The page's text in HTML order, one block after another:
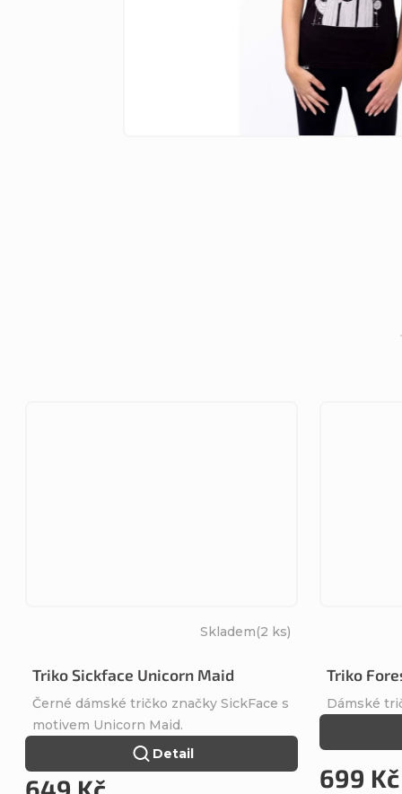
Triko Sickface Unicorn Maid
Skladem(2 ks)
Detail
Černé dámské tričko značky SickFace s
motivem Unicorn Maid.
Triko
699 Kč
Dámské